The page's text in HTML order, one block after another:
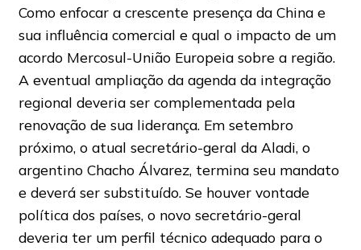
Como enfocar a crescente presença da China e
sua influência comercial e qual o impacto de um
acordo Mercosul-União Europeia sobre a região.
A eventual ampliação da agenda da integração
regional deveria ser complementada pela
renovação de sua liderança. Em setembro
próximo, o atual secretário-geral da Aladi, o
argentino Chacho Álvarez, termina seu mandato
e deverá ser substituído. Se houver vontade
política dos países, o novo secretário-geral
deveria ter um perfil técnico adequado para o